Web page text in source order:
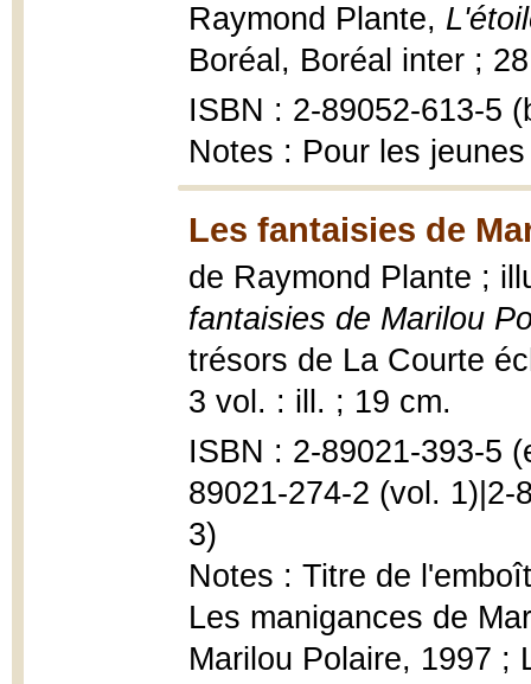
Raymond Plante,
Boréal, Boréal inter ;
ISBN : 2-89052-613-5
Notes : Pour les jeunes
Les fantaisies de
de Raymond Plante ;
fantaisies de Marilou
trésors de La Courte
3 vol. : ill. ; 19 cm.
ISBN : 2-89021-393-5
89021-274-2 (vol. 1)|2-
3)
Notes : Titre de
Les manigances de
Marilou Polaire, 1997 ;